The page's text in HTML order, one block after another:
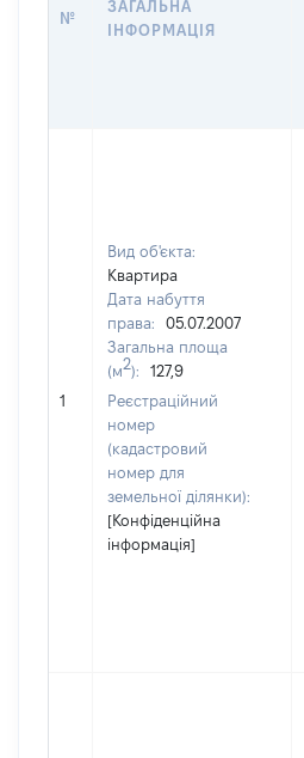
№
ЗАГАЛЬНА
ІНФОРМАЦІЯ
1
Вид об'єкта:
Квартира
Дата набуття
права:
05.07.2007
Загальна площа
(м2):
127,9
Реєстраційний
номер
(кадастровий
номер для
земельної ділянки):
[Конфіденційна
інформація]